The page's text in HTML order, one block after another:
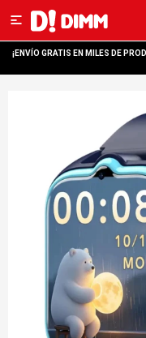

¡ENVÍO GRATIS EN MILES DE